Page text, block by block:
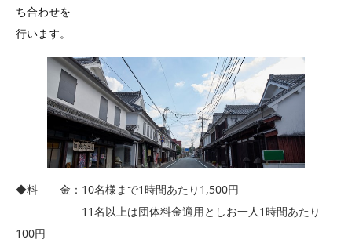
ち合わせを
行います。
◆料 金：10名様まで1時間あたり1,500円
11名以上は団体料金適用としお一人1時間あたり
100円